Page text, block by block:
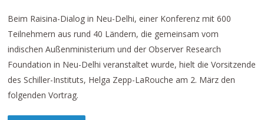
Beim Raisina-Dialog in Neu-Delhi, einer Konferenz mit 600
Teilnehmern aus rund 40 Ländern, die gemeinsam vom
indischen Außenministerium und der Observer Research
Foundation in Neu-Delhi veranstaltet wurde, hielt die Vorsitzende
des Schiller-Instituts, Helga Zepp-LaRouche am 2. März den
folgenden Vortrag.